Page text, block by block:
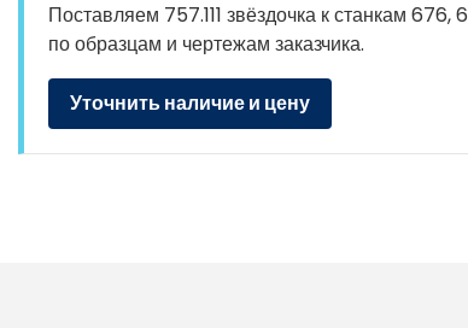
Поставляем 757.111 звёздочка к станкам
по образцам и чертежам заказчика.
Уточнить наличие и цену